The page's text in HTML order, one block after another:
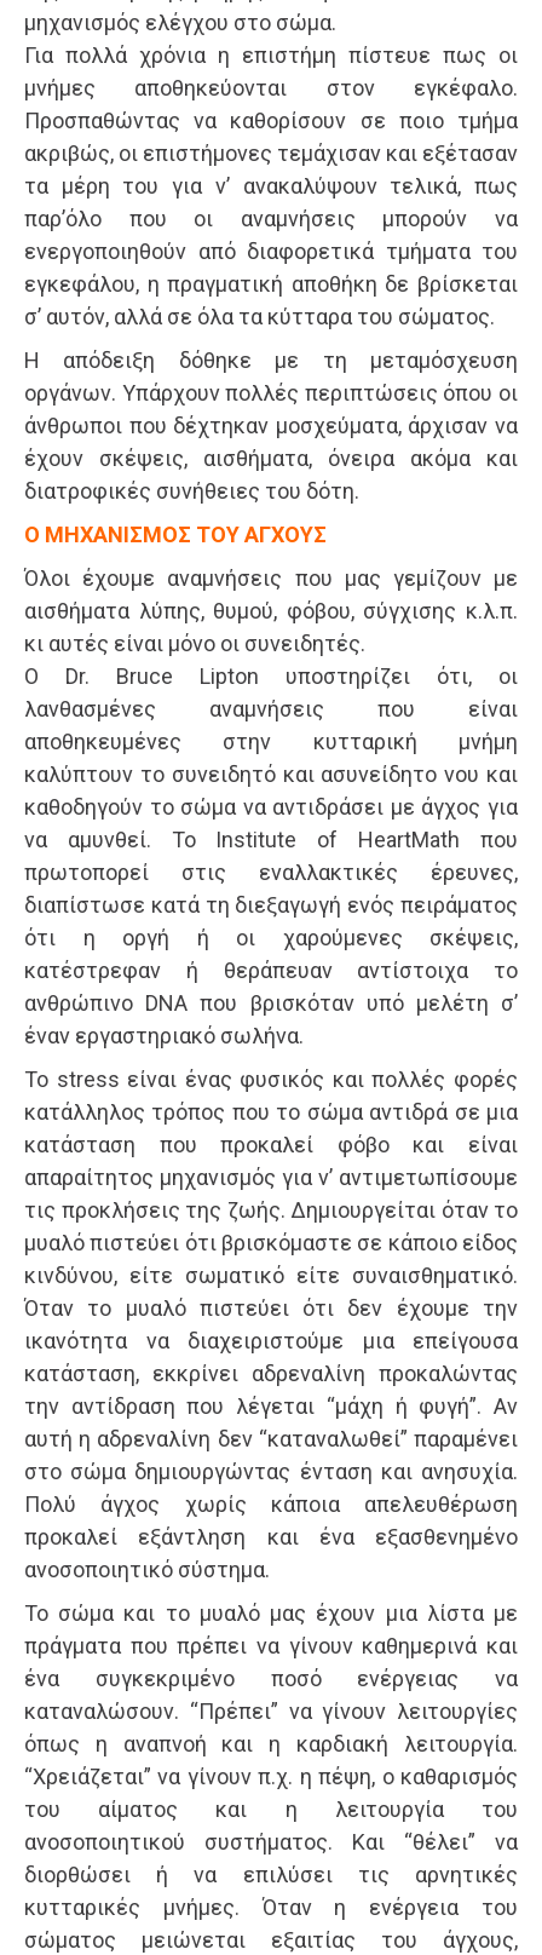
μηχανισμός ελέγχου στο σώμα.
Για πολλά χρόνια η επιστήμη πίστευε πως οι
μνήμες αποθηκεύονται στον εγκέφαλο.
Προσπαθώντας να καθορίσουν σε ποιο τμήμα
ακριβώς, οι επιστήμονες τεμάχισαν και εξέτασαν
τα μέρη του για ν’ ανακαλύψουν τελικά, πως
παρ’όλο που οι αναμνήσεις μπορούν να
ενεργοποιηθούν από διαφορετικά τμήματα του
εγκεφάλου, η πραγματική αποθήκη δε βρίσκεται
σ’ αυτόν, αλλά σε όλα τα κύτταρα του σώματος.
Η απόδειξη δόθηκε με τη μεταμόσχευση
οργάνων. Υπάρχουν πολλές περιπτώσεις όπου οι
άνθρωποι που δέχτηκαν μοσχεύματα, άρχισαν να
έχουν σκέψεις, αισθήματα, όνειρα ακόμα και
διατροφικές συνήθειες του δότη.
Ο ΜΗΧΑΝΙΣΜΟΣ ΤΟΥ ΑΓΧΟΥΣ
Όλοι έχουμε αναμνήσεις που μας γεμίζουν με
αισθήματα λύπης, θυμού, φόβου, σύγχισης κ.λ.π.
κι αυτές είναι μόνο οι συνειδητές.
Ο Dr. Bruce Lipton υποστηρίζει ότι, οι
λανθασμένες αναμνήσεις που είναι
αποθηκευμένες στην κυτταρική μνήμη
καλύπτουν το συνειδητό και ασυνείδητο νου και
καθοδηγούν το σώμα να αντιδράσει με άγχος για
να αμυνθεί. Το Institute of HeartMath που
πρωτοπορεί στις εναλλακτικές έρευνες,
διαπίστωσε κατά τη διεξαγωγή ενός πειράματος
ότι η οργή ή οι χαρούμενες σκέψεις,
κατέστρεφαν ή θεράπευαν αντίστοιχα το
ανθρώπινο DNA που βρισκόταν υπό μελέτη σ’
έναν εργαστηριακό σωλήνα.
Το stress είναι ένας φυσικός και πολλές φορές
κατάλληλος τρόπος που το σώμα αντιδρά σε μια
κατάσταση που προκαλεί φόβο και είναι
απαραίτητος μηχανισμός για ν’ αντιμετωπίσουμε
τις προκλήσεις της ζωής. Δημιουργείται όταν το
μυαλό πιστεύει ότι βρισκόμαστε σε κάποιο είδος
κινδύνου, είτε σωματικό είτε συναισθηματικό.
Όταν το μυαλό πιστεύει ότι δεν έχουμε την
ικανότητα να διαχειριστούμε μια επείγουσα
κατάσταση, εκκρίνει αδρεναλίνη προκαλώντας
την αντίδραση που λέγεται “μάχη ή φυγή”. Αν
αυτή η αδρεναλίνη δεν “καταναλωθεί” παραμένει
στο σώμα δημιουργώντας ένταση και ανησυχία.
Πολύ άγχος χωρίς κάποια απελευθέρωση
προκαλεί εξάντληση και ένα εξασθενημένο
ανοσοποιητικό σύστημα.
Το σώμα και το μυαλό μας έχουν μια λίστα με
πράγματα που πρέπει να γίνουν καθημερινά και
ένα συγκεκριμένο ποσό ενέργειας να
καταναλώσουν. “Πρέπει” να γίνουν λειτουργίες
όπως η αναπνοή και η καρδιακή λειτουργία.
“Χρειάζεται” να γίνουν π.χ. η πέψη, ο καθαρισμός
του αίματος και η λειτουργία του
ανοσοποιητικού συστήματος. Και “θέλει” να
διορθώσει ή να επιλύσει τις αρνητικές
κυτταρικές μνήμες. Όταν η ενέργεια του
σώματος μειώνεται εξαιτίας του άγχους,